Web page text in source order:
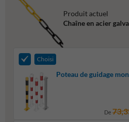
Produit actuel
Chaîne en acier
Choisi
Poteau de guidage
De